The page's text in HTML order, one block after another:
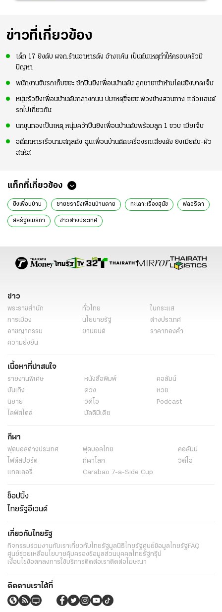
ข่าวที่เกี่ยวข้อง
เด็ก 17 ยิงดับ ผจก.ร้านอาหารดัง อ้างแค้น เป็นต้นเหตุทำให้ครอบครัวมี
ปัญหา
พนักงานขับรถเก็บขยะ ชักปืนยิงเพื่อนบ้านดับ ลูกชายเข้าห้ามโดนยิงบาดเจ็บ
หนุ่มรัวยิงเพื่อนบ้านดับกลางถนน ปมเหตุขี่จยย.พ่วงข้างสวนทาง แล้วแฮนด์
รถไปเกี่ยวกัน
นกขุนทองเป็นเหตุ หนุ่มคว้าปืนยิงเพื่อนบ้านดับพร้อมลูก 1 ขวบ เมียเจ็บ
อดีตทหารเรือนามสกุลดัง ฉุนเพื่อนบ้านติดเครื่องรถเสียงดัง ยิงเมียดับ-ผัว
สาหัส
แท็กที่เกี่ยวข้อง
ยิงเพื่อนบ้าน ชายชรายิงเพื่อนบ้านตาย ทะเลาะเรื่องสุนัข ฟลอริดา
สหรัฐอเมริกา ข่าวต่างประเทศ
ข่าว
พระราชสำนัก ทั่วไทย
ในกระแส
การเมือง
นโยบายรัฐ
ต่างประเทศ
อาชญากรรม
ยานยนต์
ราคาทองคำ
ความยั่งยืน
เนื้อหาที่น่าสนใจ
รายงานพิเศษ หนังสือพิมพ์
คอลัมน์
บันเทิง
ดวง
หวย
นิยาย
วิดีโอ
Podcast
ไลฟ์สไตล์
มัลติมีเดีย
กีฬา
ฟุตบอลต่่างประเทศ ฟุตบอลไทย
คอลัมน์
ไฟต์สปอร์ต
กีฬาโลก
วิดีโอ
แกลเลอรี่
Carabao 7-a-Side Cup
ช็อปปิ้ง
ไทยรัฐอีเวนต์
เกี่ยวกับไทยรัฐ
กิจกรรมร่วมงานกับเราเกี่ยวกับไทยรัฐมูลนิธิไทยรัฐศูนย์ข้อมูลไทยรัฐFAQ
ศูนย์ช่วยเหลือนโยบายคุ้มครองข้อมูลส่วนบุคคลไทยรัฐกรุ๊ป
เงื่อนไขข้อตกลงการใช้บริการติดต่อเราติดต่อโฆษณา
ติดตามเราได้ที่